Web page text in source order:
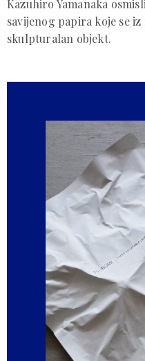
Kazuhiro Yamanaka
savijenog papira koje se
skulpturalan objekt.